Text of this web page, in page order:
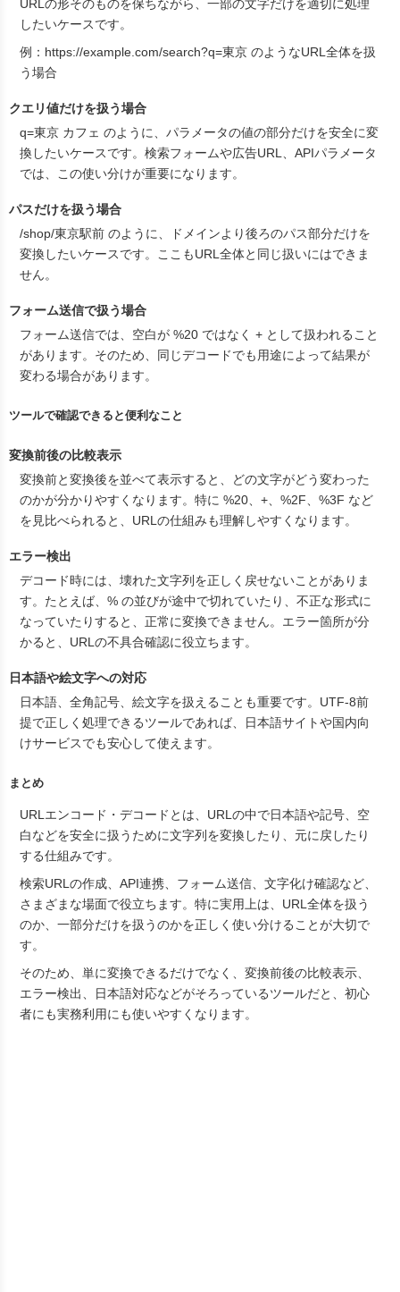
URLの形そのものを保ちながら、一部の文字だけを適切に処理
したいケースです。
例： https://example.com/search?q=東京 のようなURL全体を扱
う場合
クエリ値だけを扱う場合
q=東京 カフェ のように、パラメータの値の部分だけを安全に変
換したいケースです。検索フォームや広告URL、APIパラメータ
では、この使い分けが重要になります。
パスだけを扱う場合
/shop/東京駅前 のように、ドメインより後ろのパス部分だけを
変換したいケースです。ここもURL全体と同じ扱いにはできま
せん。
フォーム送信で扱う場合
フォーム送信では、空白が %20 ではなく + として扱われること
があります。そのため、同じデコードでも用途によって結果が
変わる場合があります。
ツールで確認できると便利なこと
変換前後の比較表示
変換前と変換後を並べて表示すると、どの文字がどう変わった
のかが分かりやすくなります。特に %20 + %2F %3F など
を見比べられると、URLの仕組みも理解しやすくなります。
エラー検出
デコード時には、壊れた文字列を正しく戻せないことがありま
す。たとえば、 % の並びが途中で切れていたり、不正な形式に
なっていたりすると、正常に変換できません。エラー箇所が分
かると、URLの不具合確認に役立ちます。
日本語や絵文字への対応
日本語、全角記号、絵文字を扱えることも重要です。UTF-8前
提で正しく処理できるツールであれば、日本語サイトや国内向
けサービスでも安心して使えます。
まとめ
URLエンコード・デコードとは、URLの中で日本語や記号、空
白などを安全に扱うために文字列を変換したり、元に戻したり
する仕組みです。
検索URLの作成、API連携、フォーム送信、文字化け確認など、
さまざまな場面で役立ちます。特に実用上は、URL全体を扱う
のか、一部分だけを扱うのかを正しく使い分けることが大切で
す。
そのため、単に変換できるだけでなく、変換前後の比較表示、
エラー検出、日本語対応などがそろっているツールだと、初心
者にも実務利用にも使いやすくなります。